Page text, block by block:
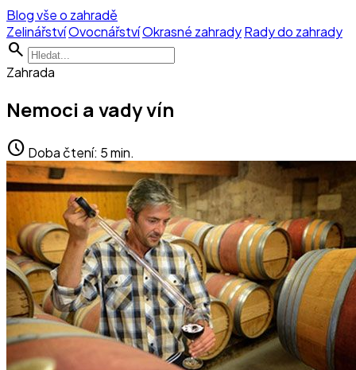
Blog vše o zahradě
ZelinářstvíOvocnářstvíOkrasné zahradyRady do zahrady
search
Zahrada
Nemoci a vady vín
schedule Doba čtení: 5 min.